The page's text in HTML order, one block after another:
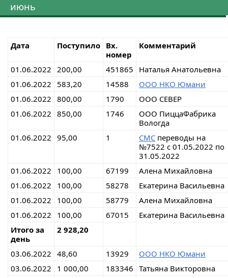
июнь
Дата Поступило
Вх.
номер
Комментарий
01.06.2022 200,00 451865
Наталья Анатольевна
01.06.2022
583,20 14588
ООО НКО Юмани
01.06.2022 800,00 1790
ООО СЕВЕР
01.06.2022 850,00 1746
ООО ПиццаФабрика
Вологда
01.06.2022 95,00 1 СМСпереводы на
№7522 с 01.05.2022 по
31.05.2022
01.06.2022
100,00 67199
Алена Михайловна
01.06.2022
100,00 58278
Екатерина Васильевна
01.06.2022
100,00 58779
Алена Михайловна
01.06.2022
100,00 67015
Екатерина Васильевна
Итого за
день
2 928,20
03.06.2022 48,60 13929
ООО НКО Юмани
03.06.2022
1 000,00 183346 Татьяна Викторовна